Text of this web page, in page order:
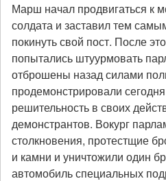
Марш начал продвигаться к
солдата и заставил тем
покинуть свой пост. После
попытались штуурмовать
отброшены назад силами
продемонстрировали
решительность в своих
демонстрантов. Вокург
столкновения, протестщие
и камни и уничтожили один
автомобиль специальных